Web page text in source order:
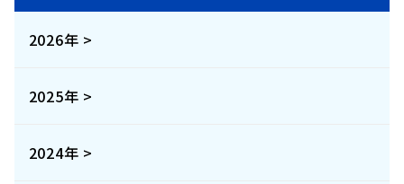
2026年 >
2025年 >
2024年 >